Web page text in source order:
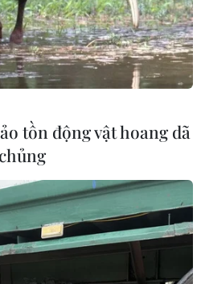
tồn động vật hoang dã